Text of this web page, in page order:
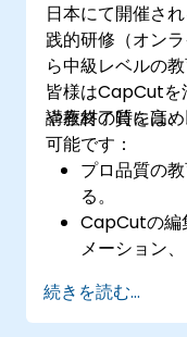
日本にて開催さ
践的研修（オン
ら中級レベルの
皆様はCapCutを
や教材の質を高
講座終了時には
可能です：
プロ品質の
る。
CapCutの編
メーション
内容をさらに
各種Eラーニ
続きを読む...